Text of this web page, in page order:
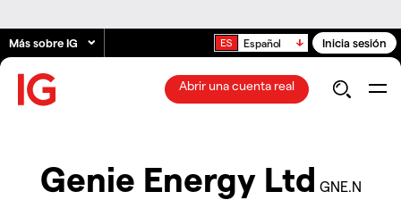
Más sobre IG Español Inicia sesión
Abrir una cuenta real
Genie Energy Ltd GNE.N